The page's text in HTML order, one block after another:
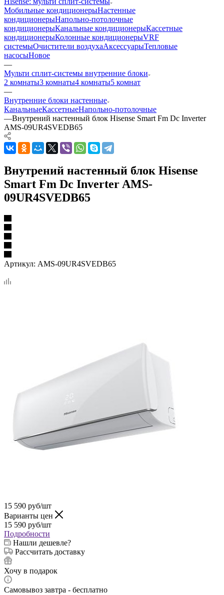
Мобильные кондиционерыНастенные
кондиционерыНапольно-потолочные
кондиционерыКанальные кондиционерыКассетные
кондиционерыКолонные кондиционерыVRF
системыОчистители воздухаАксессуарыТепловые
насосыНовое
—
Мульти сплит-системы внутренние блоки
2 комнаты3 комнаты4 комнаты5 комнат
—
Внутренние блоки настенные
КанальныеКассетныеНапольно-потолочные
—Внутрений настенный блок Hisense Smart Fm Dc Inverter
AMS-09UR4SVEDB65
Внутрений настенный блок Hisense
Smart Fm Dc Inverter AMS-
09UR4SVEDB65
Артикул: AMS-09UR4SVEDB65
15 590 руб/шт
Варианты цен
15 590 руб/шт
Подробности
Нашли дешевле?
Рассчитать доставку
Хочу в подарок
Самовывоз завтра - бесплатно